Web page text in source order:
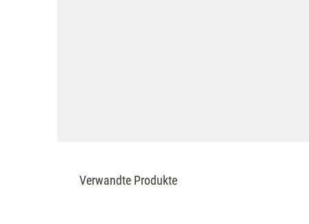
Verwandte Produkte